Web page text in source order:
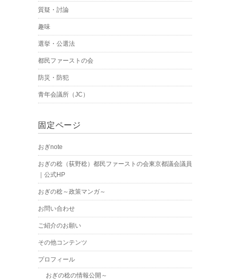
質疑・討論
趣味
選挙・公選法
都民ファーストの会
防災・防犯
青年会議所（JC）
固定ページ
おぎnote
おぎの稔（荻野稔）都民ファーストの会東京都議会議員
｜公式HP
おぎの稔～政策マンガ～
お問い合わせ
ご紹介のお願い
その他コンテンツ
プロフィール
おぎの稔の情報公開～